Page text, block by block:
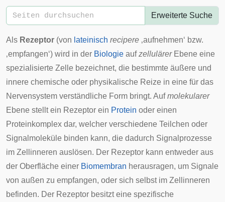
Erweiterte Suche
Als Rezeptor (von lateinisch recipere ‚aufnehmen‘ bzw.
‚empfangen‘) wird in der Biologie aufzellulärerEbene eine
spezialisierte Zelle bezeichnet, die bestimmte äußere und
innere chemische oder physikalische Reize in eine für das
Nervensystem verständliche Form bringt. Aufmolekularer
Ebene stellt ein Rezeptor ein Protein oder einen
Proteinkomplex dar, welcher verschiedene Teilchen oder
Signalmoleküle binden kann, die dadurch Signalprozesse
im Zellinneren auslösen. Der Rezeptor kann entweder aus
der Oberfläche einer Biomembran herausragen, um Signale
von außen zu empfangen, oder sich selbst im Zellinneren
befinden. Der Rezeptor besitzt eine spezifische